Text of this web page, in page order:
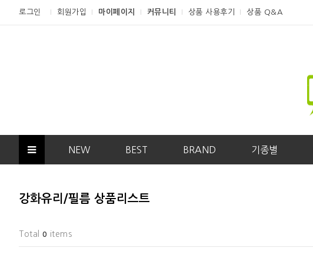
로그인 회원가입 마이페이지 커뮤니티 상품 사용후기 상품 Q&A
NEW BEST BRAND 기종별
강화유리/필름 상품리스트
Total 0 items